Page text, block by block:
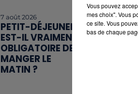
7 août 2026
PETIT-DÉJEUNER :
EST-IL VRAIMENT
OBLIGATOIRE DE
MANGER LE
MATIN ?
Vous pouvez
mes choix". Vous
ce site. Vous
bas de chaque